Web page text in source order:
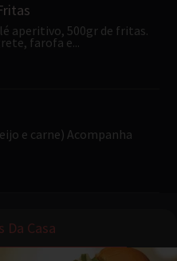
aperitivo, 500gr de fritas.
farofa e...
e carne) Acompanha
Da Casa